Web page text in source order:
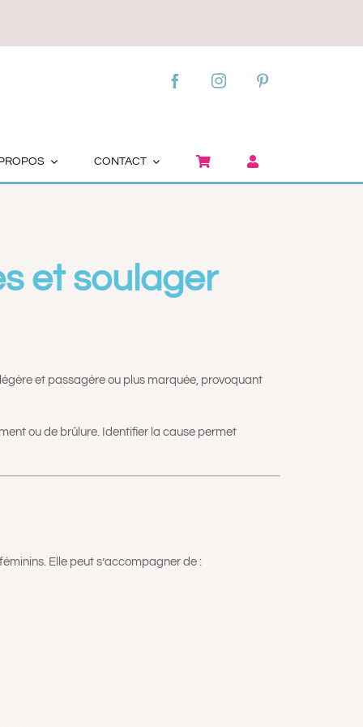
CONTACT
l’inconfort
et soulager
et passagère ou plus marquée, provoquant
ou de brûlure. Identifier la cause permet
Elle peut s’accompagner de :